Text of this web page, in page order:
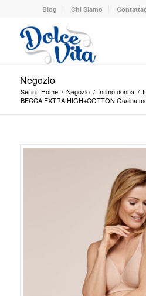
Blog Chi Siamo
Negozio
Sei in: Home / Negozio / Intimo donna /
BECCA EXTRA HIGH+COTTON Guaina